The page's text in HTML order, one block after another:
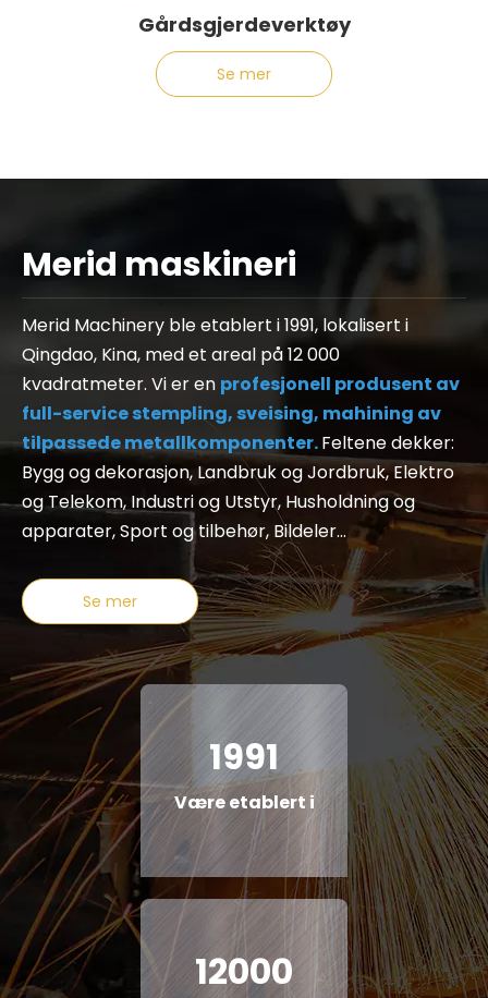
Gårdsgjerdeverktøy
Se mer
Merid maskineri
Merid Machinery ble etablert i 1991, lokalisert i
Qingdao, Kina, med et areal på 12 000
kvadratmeter. Vi er en profesjonell produsent av
full-service stempling, sveising, mahining av
tilpassede metallkomponenter.Feltene dekker:
Bygg og dekorasjon, Landbruk og Jordbruk, Elektro
og Telekom, Industri og Utstyr, Husholdning og
apparater, Sport og tilbehør, Bildeler...
Se mer
1991
Være etablert i
12000